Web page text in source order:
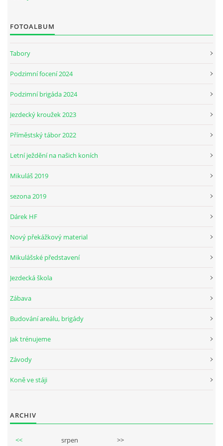
JARNÍ BRIGÁDA SE ODKLÁDÁ.
PÁTEČNÍ KROUŽEK " ŠKOLA JEZDECTVÍ " BUDE ZAHÁJEN
ČLENOVÉ JK CABALLERO Z RYCHVALDU
PODZIMNÍ BRIGÁDA 4.10.2025
FOTOALBUM
Tabory
Podzimní focení 2024
Podzimní brigáda 2024
Jezdecký kroužek 2023
Příměstský tábor 2022
Letní ježdění na našich koních
Mikuláš 2019
sezona 2019
Dárek HF
Nový překážkový material
Mikulášské představení
Jezdecká škola
Zábava
Budování areálu, brigády
Jak trénujeme
Závody
Koně ve stáji
ARCHIV
<< srpen >>